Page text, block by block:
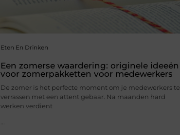
Eten En Drinken
Een zomerse waardering: originele ideeën
voor zomerpakketten voor medewerkers
De zomer is het perfecte moment om je medewerkers te
verrassen met een attent gebaar. Na maanden hard
werken verdient
...